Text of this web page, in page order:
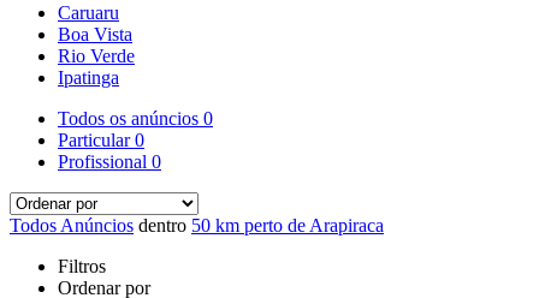
Caruaru
Boa Vista
Rio Verde
Ipatinga
Todos os anúncios 0
Particular0
Profissional 0
Todos Anúncios dentro 50 km perto de Arapiraca
Filtros
Ordenar por